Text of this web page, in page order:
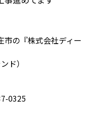
の『株式会社ディー
ド）
0325